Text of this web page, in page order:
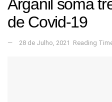
Arganil soma
de Covid-19
28 de Julho, 2021 Reading